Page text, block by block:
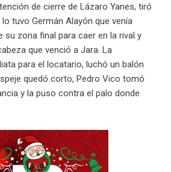
de cierre de Lázaro Yanes, tiró
tuvo Germán Alayón que venía
su zona final para caer en la rival y
que venció a Jara. La
para el locatario, luchó un balón
quedó corto, Pedro Vico tomó
y la puso contra el palo donde